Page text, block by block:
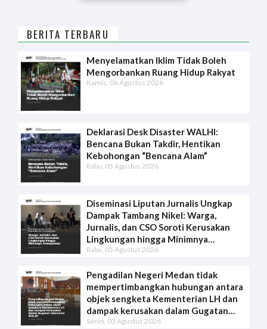
BERITA TERBARU
Menyelamatkan Iklim Tidak Boleh
Mengorbankan Ruang Hidup Rakyat
Kamis, 06 Agustus 2026
Deklarasi Desk Disaster WALHI:
Bencana Bukan Takdir, Hentikan
Kebohongan “Bencana Alam”
Rabu, 05 Agustus 2026
Diseminasi Liputan Jurnalis Ungkap
Dampak Tambang Nikel: Warga,
Jurnalis, dan CSO Soroti Kerusakan
Lingkungan hingga Minimnya
Transparansi
Rabu, 05 Agustus 2026
Pengadilan Negeri Medan tidak
mempertimbangkan hubungan antara
objek sengketa Kementerian LH dan
dampak kerusakan dalam Gugatan
Intervensi WALHI
Senin, 03 Agustus 2026